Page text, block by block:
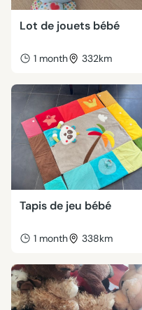
Lot de jouets bébé
1 month 332km
Tapis de jeu bébé
1 month 338km